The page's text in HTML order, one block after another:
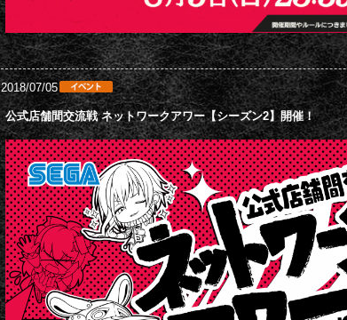
2018/07/05
公式店舗間交流戦 ネットワークアワー【シーズン2】開催！